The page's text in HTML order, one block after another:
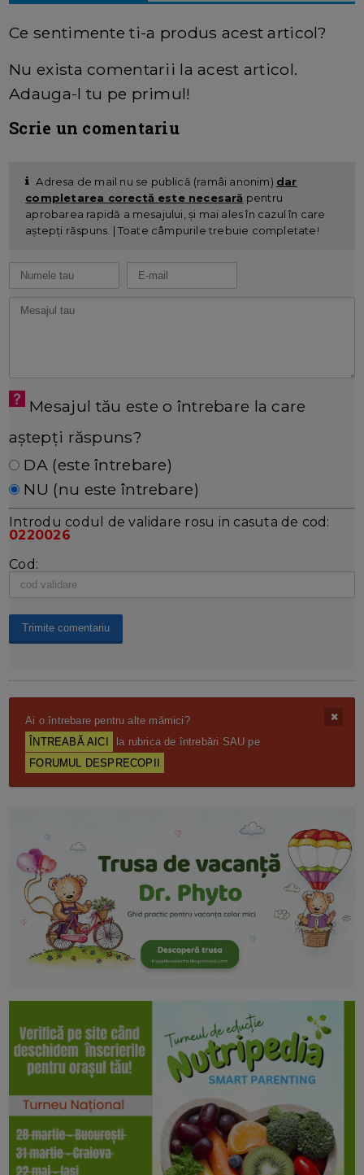
Ce sentimente ti-a produs acest articol?
Nu exista comentarii la acest articol.
Adauga-l tu pe primul!
Scrie un comentariu
Adresa de mail nu se publică (ramâi anonim) dar
completarea corectă este necesară pentru
aprobarea rapidă a mesajului, și mai ales în cazul în care
aștepți răspuns. | Toate câmpurile trebuie completate!
Mesajul tău este o întrebare la care
aștepți răspuns?
DA (este întrebare)
NU (nu este întrebare)
Introdu codul de validare rosu in casuta de cod:
0220026
Cod:
Ai o întrebare pentru alte mămici?
ÎNTREABĂ AICI
la rubrica de întrebări SAU pe
FORUMUL DESPRECOPII